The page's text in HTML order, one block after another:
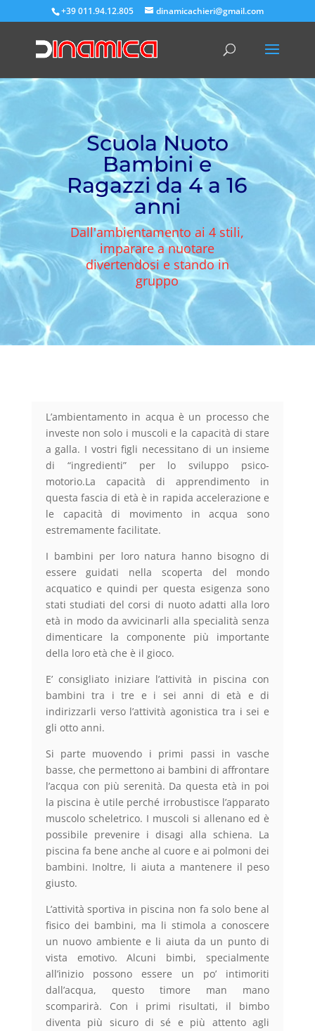
+39 011.94.12.805 dinamicachieri@gmail.com
Scuola Nuoto
Bambini e
Ragazzi da 4 a 16
anni
Dall'ambientamento ai 4 stili,
imparare a nuotare
divertendosi e stando in
gruppo
L’ambientamento in acqua è un processo che
investe non solo i muscoli e la capacità di stare
a galla. I vostri figli necessitano di un insieme
di “ingredienti” per lo sviluppo psico-
motorio.La capacità di apprendimento in
questa fascia di età è in rapida accelerazione e
le capacità di movimento in acqua sono
estremamente facilitate.
I bambini per loro natura hanno bisogno di
essere guidati nella scoperta del mondo
acquatico e quindi per questa esigenza sono
stati studiati del corsi di nuoto adatti alla loro
età in modo da avvicinarli alla specialità senza
dimenticare la componente più importante
della loro età che è il gioco.
E’ consigliato iniziare l’attività in piscina con
bambini tra i tre e i sei anni di età e di
indirizzarli verso l’attività agonistica tra i sei e
gli otto anni.
Si parte muovendo i primi passi in vasche
basse, che permettono ai bambini di affrontare
l’acqua con più serenità. Da questa età in poi
la piscina è utile perché irrobustisce l’apparato
muscolo scheletrico. I muscoli si allenano ed è
possibile prevenire i disagi alla schiena. La
piscina fa bene anche al cuore e ai polmoni dei
bambini. Inoltre, li aiuta a mantenere il peso
giusto.
L’attività sportiva in piscina non fa solo bene al
fisico dei bambini, ma li stimola a conoscere
un nuovo ambiente e li aiuta da un punto di
vista emotivo. Alcuni bimbi, specialmente
all’inizio possono essere un po’ intimoriti
dall’acqua, questo timore man mano
scomparirà. Con i primi risultati, il bimbo
diventa più sicuro di sé e più attento agli